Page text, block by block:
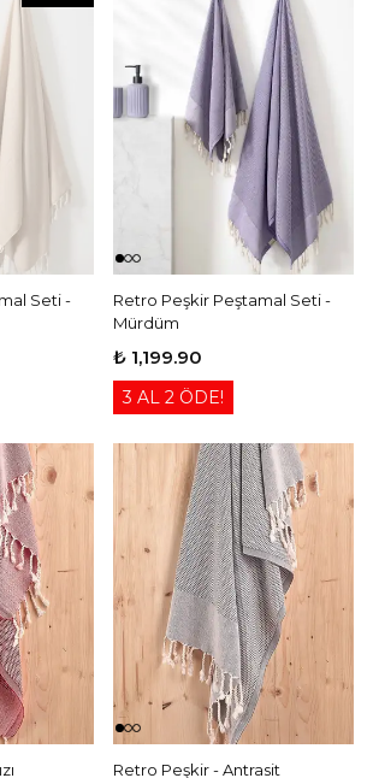
Seti -
Retro Peşkir Peştamal Seti -
Mürdüm
₺ 1,199.90
3 AL 2 ÖDE!
Retro Peşkir - Antrasit